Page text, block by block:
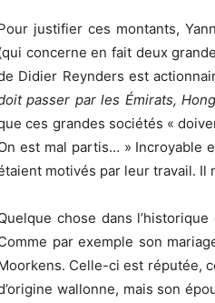
justifier ces montants,
concerne en fait deux
Didier Reynders est
passer par les Émirats,
ces grandes sociétés «
est mal partis… » Incroyable
motivés par leur travail. Il
chose dans
par exemple son
Celle-ci est réputée,
wallonne, mais son